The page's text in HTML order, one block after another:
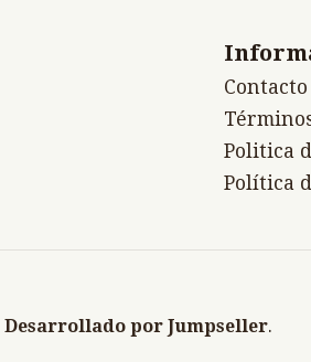
Contacto
Politica
Política
Desarrollado por Jumpseller.